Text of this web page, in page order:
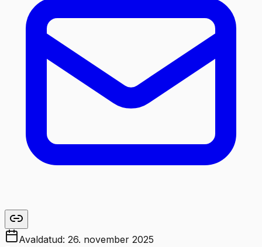
Avaldatud: 26. november 2025